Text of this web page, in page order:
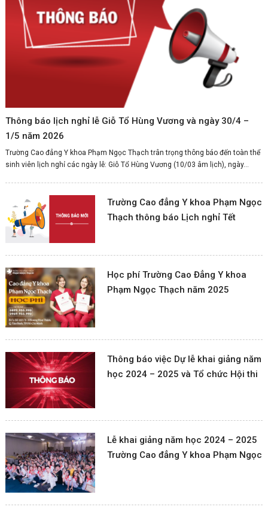
Thông báo lịch nghỉ lễ Giỗ Tổ Hùng Vương và ngày 30/4 –
1/5 năm 2026
Trường Cao đẳng Y khoa Phạm Ngọc Thạch trân trọng thông báo đến toàn thể
sinh viên lịch nghỉ các ngày lễ: Giỗ Tổ Hùng Vương (10/03 âm lịch), ngày...
Trường Cao đẳng Y khoa Phạm Ngọc
Thạch thông báo Lịch nghỉ Tết
Học phí Trường Cao Đẳng Y khoa
Phạm Ngọc Thạch năm 2025
Thông báo việc Dự lễ khai giảng năm
học 2024 – 2025 và Tổ chức Hội thi
Nam (20/11/1982 – 20/11/2024)
Lễ khai giảng năm học 2024 – 2025
Trường Cao đẳng Y khoa Phạm Ngọc